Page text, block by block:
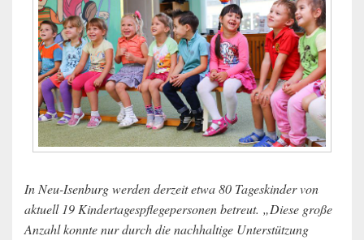
In Neu-Isenburg werden derzeit etwa 80 Tageskinder von
aktuell 19 Kindertagespflegepersonen betreut. „Diese große
Anzahl konnte nur durch die nachhaltige Unterstützung